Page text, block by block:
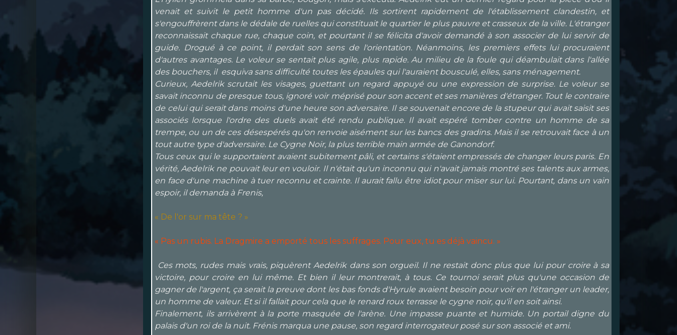
venait et suivit le petit homme d'un pas décidé. Ils sortirent rapidement de l'établissement clandestin, et
s'engouffrèrent dans le dédale de ruelles qui constituait le quartier le plus pauvre et crasseux de la ville. L'étranger
reconnaissait chaque rue, chaque coin, et pourtant il se félicita d'avoir demandé à son associer de lui servir de
guide. Drogué à ce point, il perdait son sens de l'orientation. Néanmoins, les premiers effets lui procuraient
d'autres avantages. Le voleur se sentait plus agile, plus rapide. Au milieu de la foule qui déambulait dans l'allée
des bouchers, il esquiva sans difficulté toutes les épaules qui l'auraient bousculé, elles, sans ménagement.
Curieux, Aedelrik scrutait les visages, guettant un regard appuyé ou une expression de surprise. Le voleur se
savait inconnu de presque tous, ignoré voir méprisé pour son accent et ses manières d'étranger. Tout le contraire
de celui qui serait dans moins d'une heure son adversaire. Il se souvenait encore de la stupeur qui avait saisit ses
associés lorsque l'ordre des duels avait été rendu publique. Il avait espéré tomber contre un homme de sa
trempe, ou un de ces désespérés qu'on renvoie aisément sur les bancs des gradins. Mais il se retrouvait face à un
tout autre type d'adversaire. Le Cygne Noir, la plus terrible main armée de Ganondorf.
Tous ceux qui le supportaient avaient subitement pâli, et certains s'étaient empressés de changer leurs paris. En
vérité, Aedelrik ne pouvait leur en vouloir. Il n'était qu'un inconnu qui n'avait jamais montré ses talents aux armes,
en face d'une machine à tuer reconnu et crainte. Il aurait fallu être idiot pour miser sur lui. Pourtant, dans un vain
espoir, il demanda à Frenis,
« De l'or sur ma tête ? »
« Pas un rubis. La Dragmire a emporté tous les suffrages. Pour eux, tu es déjà vaincu. »
Ces mots, rudes mais vrais, piquèrent Aedelrik dans son orgueil. Il ne restait donc plus que lui pour croire à sa
victoire, pour croire en lui même. Et bien il leur montrerait, à tous. Ce tournoi serait plus qu'une occasion de
gagner de l'argent, ça serait la preuve dont les bas fonds d'Hyrule avaient besoin pour voir en l'étranger un leader,
un homme de valeur. Et si il fallait pour cela que le renard roux terrasse le cygne noir, qu'il en soit ainsi.
Finalement, ils arrivèrent à la porte masquée de l'arène. Une impasse puante et humide. Un portail digne du
palais d'un roi de la nuit. Frénis marqua une pause, son regard interrogateur posé sur son associé et ami.